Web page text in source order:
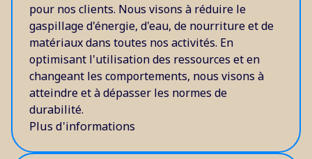
pour nos clients. Nous visons à réduire le
gaspillage d'énergie, d'eau, de nourriture et de
matériaux dans toutes nos activités. En
optimisant l'utilisation des ressources et en
changeant les comportements, nous visons à
atteindre et à dépasser les normes de
durabilité.
Plus d'informations